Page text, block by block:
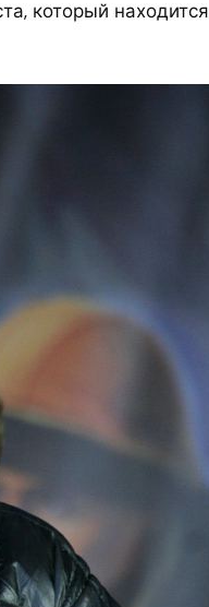
который находится